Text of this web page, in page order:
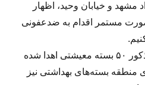
مشهد و خیابان وحید، اظهار
مستمر اقدام به ضدعفونی
وی ادامه داد: در مناطق مذکور ۵۰ بسته معیشتی اهدا شده
منطقه بسته‌های بهداشتی نیز